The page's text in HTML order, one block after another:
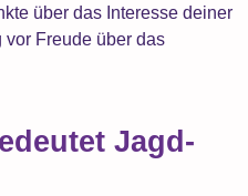
über das Interesse deiner
vor Freude über das
Jagd-